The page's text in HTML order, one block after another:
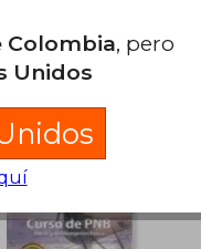
Colombia, pero
Unidos